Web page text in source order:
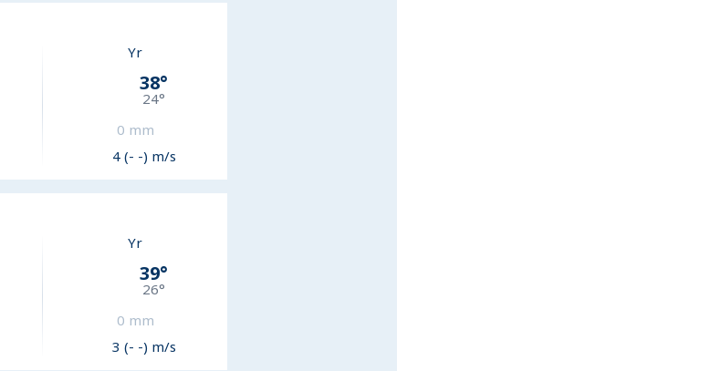
Yr
38°
24°
0 mm
4 (- -) m/s
Yr
39°
26°
0 mm
3 (- -) m/s